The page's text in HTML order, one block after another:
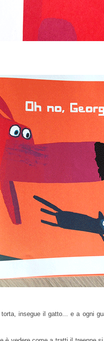
insegue il gatto... e a ogni